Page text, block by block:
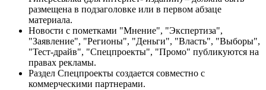
размещена в подзаголовке или в первом абзаце
материала.
Новости с пометками "Мнение", "Экспертиза",
"Заявление", "Регионы", "Деньги", "Власть", "Выборы",
"Тест-драйв", "Спецпроекты", "Промо" публикуются на
правах рекламы.
Раздел Спецпроекты создается совместно с
коммерческими партнерами.